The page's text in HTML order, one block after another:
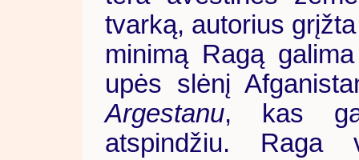
tvarką, autorius
minimą Ragą
upės slėnį
Argestanu, kas
atspindžiu. Raga